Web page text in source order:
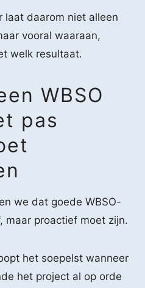
laat daarom niet alleen
vooral waaraan,
welk resultaat.
WBSO
pas
we dat goede WBSO-
maar proactief moet zijn.
het soepelst wanneer
het project al op orde